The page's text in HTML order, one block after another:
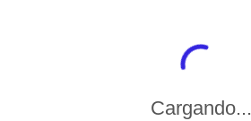
Cargando...